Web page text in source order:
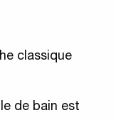
classique
de bain est